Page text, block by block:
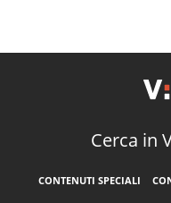
Cerca in
CONTENUTI SPECIALI